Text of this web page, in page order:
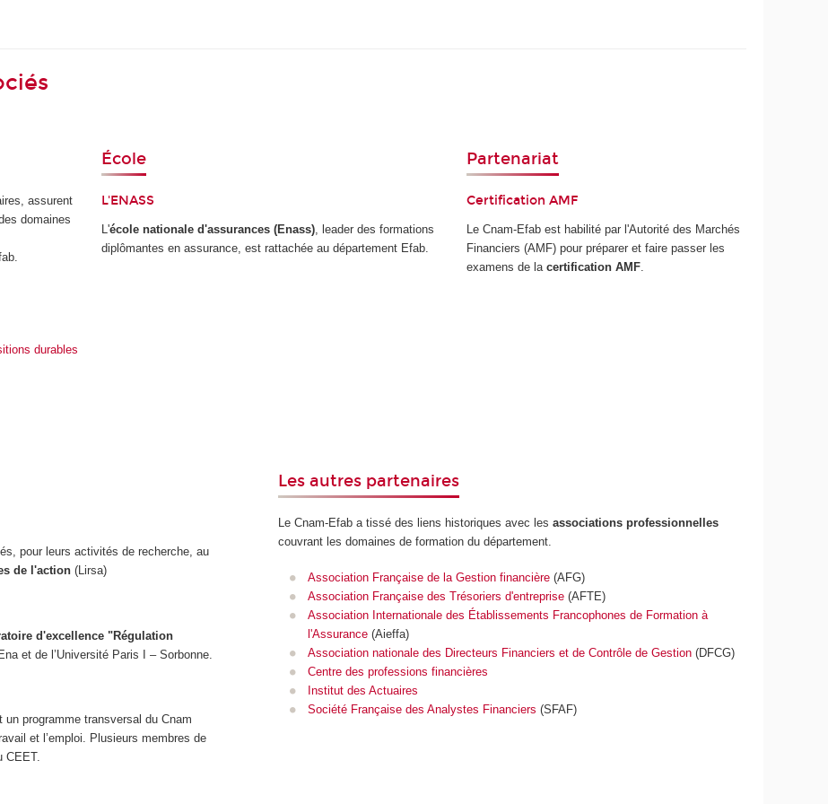
assurent
domaines
durables
École
L'ENASS
L'école nationale d'assurances (Enass), leader des formations
diplômantes en assurance, est rattachée au département Efab.
Partenariat
Certification AMF
Le Cnam-Efab est habilité par l'Autorité des Marchés
Financiers (AMF) pour préparer et faire passer les
examens de la certification AMF.
pour leurs activités de recherche, au
de l'action (Lirsa)
d'excellence "Régulation
et de l’Université Paris I – Sorbonne.
un programme transversal du Cnam
et l’emploi. Plusieurs membres de
CEET.
Les autres partenaires
Le Cnam-Efab a tissé des liens historiques avec lesassociations professionnelles
couvrant les domaines de formation du département.
Association Française de la Gestion financière(AFG)
Association Française des Trésoriers d'entreprise(AFTE)
Association Internationale des Établissements Francophones de Formation à
l'Assurance (Aieffa)
Association nationale des Directeurs Financiers et de Contrôle de Gestion(DFCG)
Centre des professions financières
Institut des Actuaires
Société Française des Analystes Financiers (SFAF)